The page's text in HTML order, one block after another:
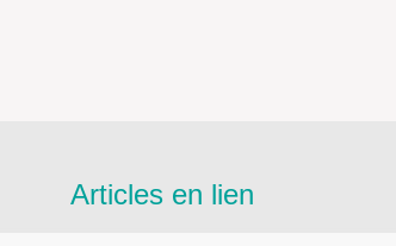
Articles en lien